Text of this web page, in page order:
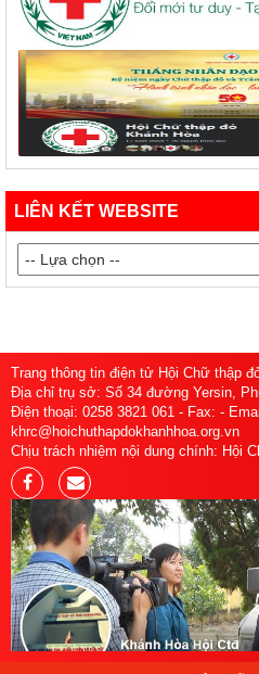
LIÊN KẾT WEBSITE
Trang thông tin điện tử Hội Chữ thập
Địa chỉ trụ sở: Số 34 đường Yersin,
Điện thoại: 0258 3821 061 - Fax: -
khrc@hoichuthapdokhanhhoa.org.vn
Chịu trách nhiệm nội dung chính: Hội